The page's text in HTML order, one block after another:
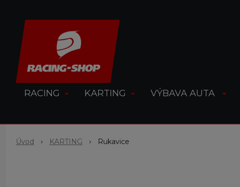
RACING KARTING VÝBAVA AUTA
Úvod KARTING Rukavice